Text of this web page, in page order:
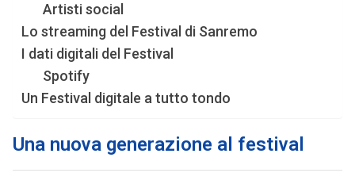
Artisti social
Lo streaming del Festival di Sanremo
I dati digitali del Festival
Spotify
Un Festival digitale a tutto tondo
Una nuova generazione al festival